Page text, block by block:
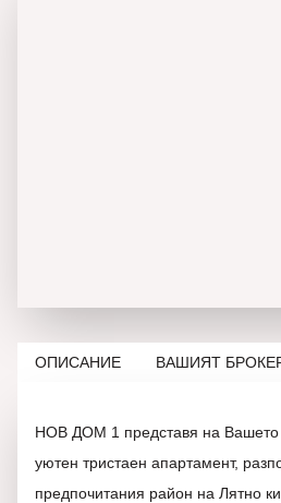
ОПИСАНИЕ ВАШИЯТ
НОВ ДОМ 1 представя на Вашето
уютен тристаен апартамент,
предпочитания район на Лятно